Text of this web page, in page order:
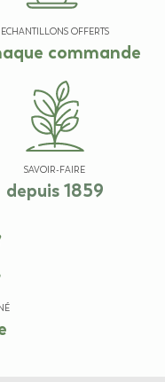
ECHANTILLONS OFFERTS
commande
SAVOIR-FAIRE
depuis 1859